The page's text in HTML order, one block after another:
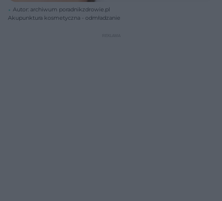
Autor: archiwum poradnikzdrowie.pl
Akupunktura kosmetyczna - odmładzanie